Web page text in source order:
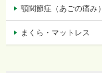
顎関節症（あごの痛み）
まくら・マットレス